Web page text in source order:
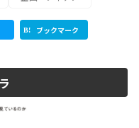
ブックマーク